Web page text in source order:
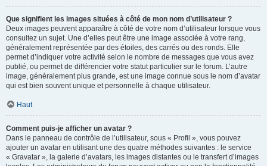
Que signifient les images situées à côté de mon nom d’utilisateur ?
Deux images peuvent apparaître à côté de votre nom d’utilisateur lorsque vous
consultez un sujet. Une d’elles peut être une image associée à votre rang,
généralement représentée par des étoiles, des carrés ou des ronds. Elle
permet d’indiquer votre activité selon le nombre de messages que vous avez
publié, ou permet de différencier votre statut particulier sur le forum. L’autre
image, généralement plus grande, est une image connue sous le nom d’avatar
qui est bien souvent unique et personnelle à chaque utilisateur.
Haut
Comment puis-je afficher un avatar ?
Dans le panneau de contrôle de l’utilisateur, sous « Profil », vous pouvez
ajouter un avatar en utilisant une des quatre méthodes suivantes : le service
« Gravatar », la galerie d’avatars, les images distantes ou le transfert d’images